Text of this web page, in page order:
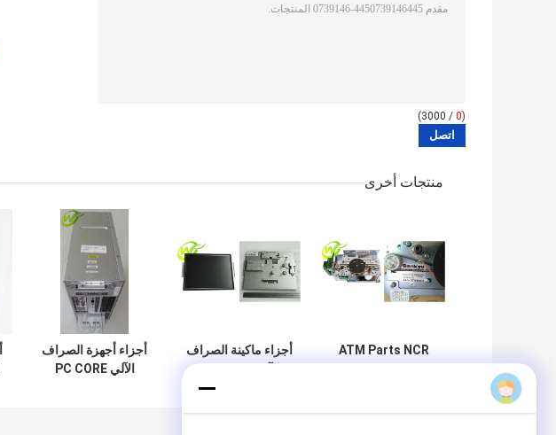
(
0
/ 3000)
منتجات أخرى
ATM Parts NCR
أجزاء ماكينة الصراف
الآلي NCR ATM
Parts NCR 15
أجزاء أجهزة الصراف
الآلي PC CORE